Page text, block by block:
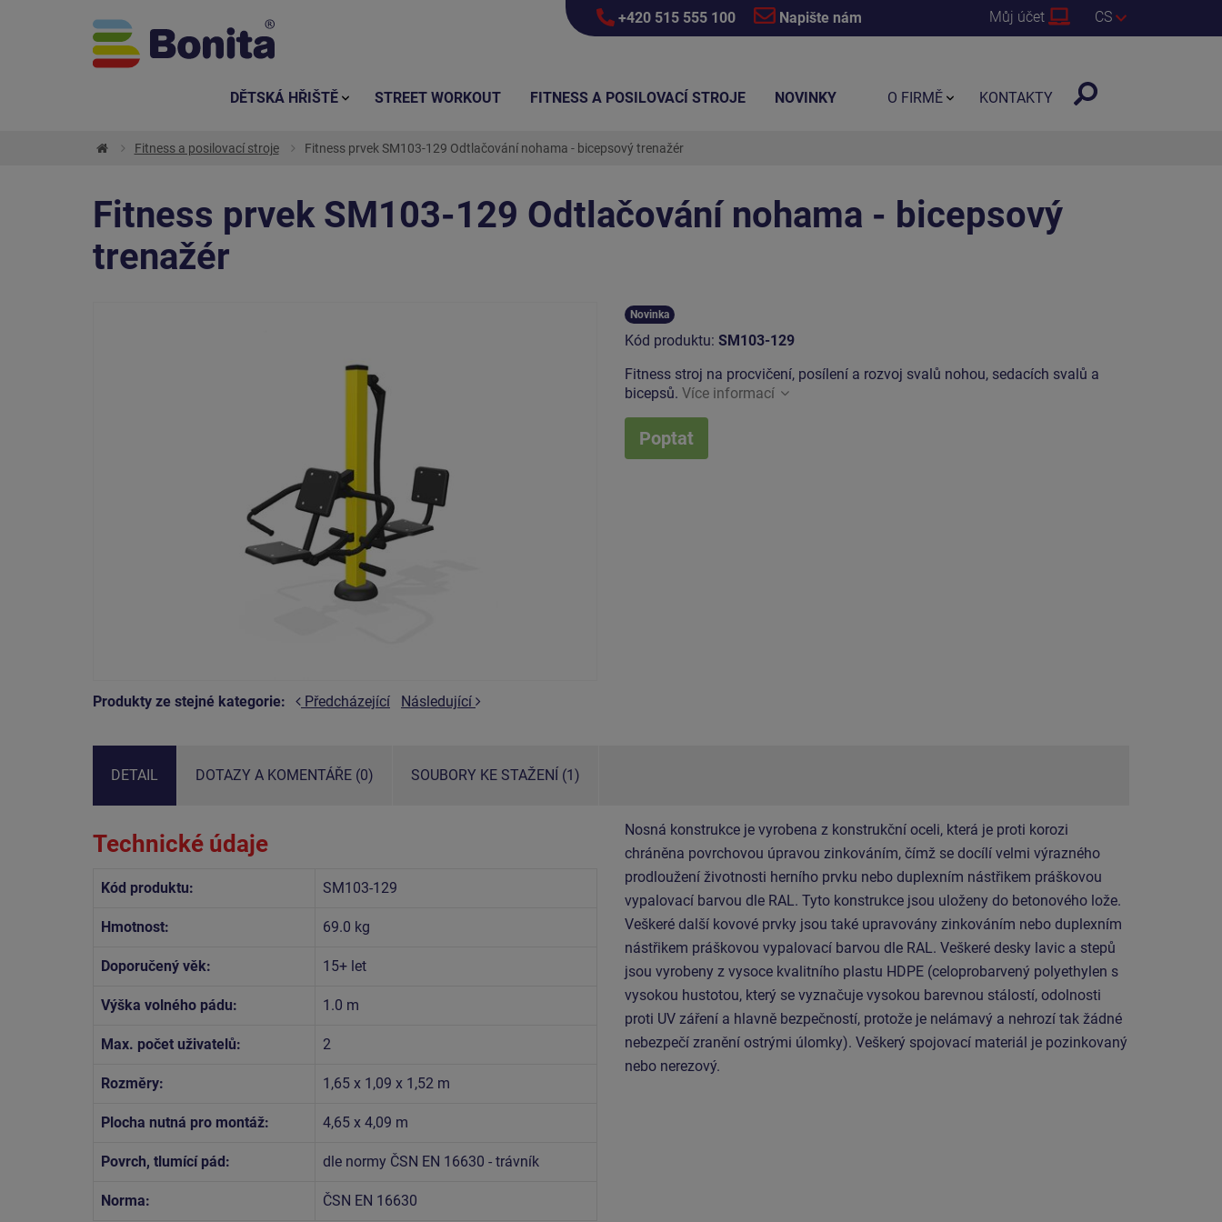
+420 515 555 100 Napište nám Můj účet CS
Fitness a posilovací stroje Fitness prvek SM103-129 Odtlačování nohama - bicepsový trenažér
Fitness prvek SM103-129 Odtlačování nohama - bicepsový
trenažér
Produkty ze stejné kategorie: Předcházející Následující
Novinka
Kód produktu: SM103-129
Fitness stroj na procvičení, posílení a rozvoj svalů nohou, sedacích svalů a
bicepsů. Více informací
Poptat
DETAIL DOTAZY A KOMENTÁŘE (0) SOUBORY KE STAŽENÍ (1)
Technické údaje
Kód produktu: SM103-129
Hmotnost: 69.0 kg
Doporučený věk: 15+ let
Výška volného pádu: 1.0 m
Max. počet uživatelů: 2
Rozměry: 1,65 x 1,09 x 1,52 m
Plocha nutná pro montáž: 4,65 x 4,09 m
Povrch, tlumící pád: dle normy ČSN EN 16630 - trávník
Norma: ČSN EN 16630
Nosná konstrukce je vyrobena z konstrukční oceli, která je proti korozi
chráněna povrchovou úpravou zinkováním, čímž se docílí velmi výrazného
prodloužení životnosti herního prvku nebo duplexním nástřikem práškovou
vypalovací barvou dle RAL. Tyto konstrukce jsou uloženy do betonového lože.
Veškeré další kovové prvky jsou také upravovány zinkováním nebo duplexním
nástřikem práškovou vypalovací barvou dle RAL. Veškeré desky lavic a stepů
jsou vyrobeny z vysoce kvalitního plastu HDPE (celoprobarvený polyethylen s
vysokou hustotou, který se vyznačuje vysokou barevnou stálostí, odolnosti
proti UV záření a hlavně bezpečností, protože je nelámavý a nehrozí tak žádné
nebezpečí zranění ostrými úlomky). Veškerý spojovací materiál je pozinkovaný
nebo nerezový.
DĚTSKÁ HŘIŠTĚ STREET WORKOUT FITNESS A POSILOVACÍ STROJE NOVINKY O FIRMĚ KONTAKTY